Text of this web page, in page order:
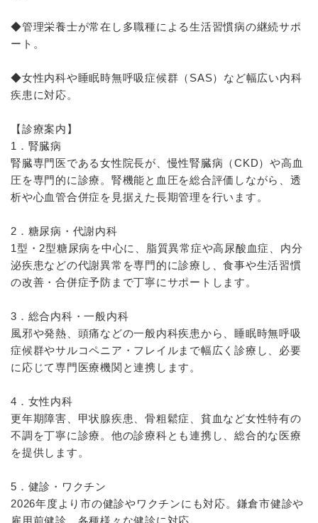
◆管理栄養士が常在し多職種による生活習慣病の継続サポ
ート。
◆女性内科や睡眠時無呼吸症候群（SAS）など幅広い内科
疾患に対応。
【診療案内】
1．腎臓病
腎臓専門医である女性院長が、慢性腎臓病（CKD）や高血
圧を専門的に診療。腎機能と血圧を総合評価しながら、透
析や心血管合併症を見据えた長期管理を行います。
2．糖尿病・代謝内科
1型・2型糖尿病を中心に、脂質異常症や高尿酸血症、内分
泌疾患などの代謝異常を専門的に診療し、食事や生活習慣
の改善・合併症予防まで丁寧にサポートします。
3．総合内科・一般内科
風邪や発熱、頭痛などの一般内科疾患から、睡眠時無呼吸
症候群やサルコペニア・フレイルまで幅広く診療し、必要
に応じて専門医療機関と連携します。
4．女性内科
更年期障害、甲状腺疾患、骨粗鬆症、貧血など女性特有の
不調を丁寧に診療。他の診療科とも連携し、総合的な医療
を提供します。
5．健診・ワクチン
2026年度より市の健診やワクチンにも対応。鎌倉市健診や
雇用前健診、各種様々な健診に対応。